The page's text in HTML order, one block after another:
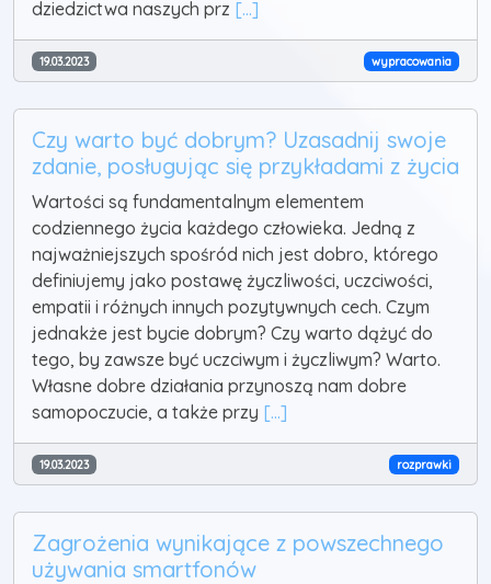
dziedzictwa naszych prz [...]
19.03.2023 wypracowania
Czy warto być dobrym? Uzasadnij swoje
zdanie, posługując się przykładami z życia
Wartości są fundamentalnym elementem
codziennego życia każdego człowieka. Jedną z
najważniejszych spośród nich jest dobro, którego
definiujemy jako postawę życzliwości, uczciwości,
empatii i różnych innych pozytywnych cech. Czym
jednakże jest bycie dobrym? Czy warto dążyć do
tego, by zawsze być uczciwym i życzliwym? Warto.
Własne dobre działania przynoszą nam dobre
samopoczucie, a także przy [...]
19.03.2023 rozprawki
Zagrożenia wynikające z powszechnego
używania smartfonów